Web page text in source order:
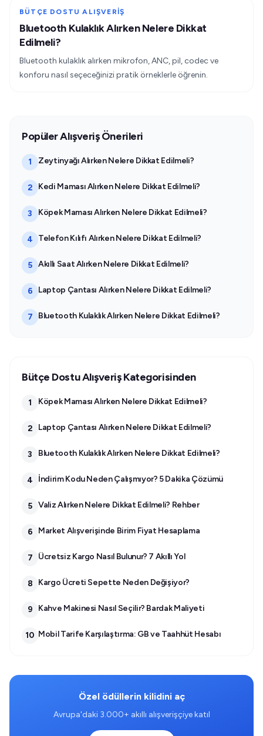
BÜTÇE DOSTU ALIŞVERIŞ
Bluetooth Kulaklık Alırken Nelere Dikkat
Edilmeli?
Bluetooth kulaklık alırken mikrofon, ANC, pil, codec ve
konforu nasıl seçeceğinizi pratik örneklerle öğrenin.
Popüler Alışveriş Önerileri
1 Zeytinyağı Alırken Nelere Dikkat Edilmeli?
2 Kedi Maması Alırken Nelere Dikkat Edilmeli?
3 Köpek Maması Alırken Nelere Dikkat Edilmeli?
4 Telefon Kılıfı Alırken Nelere Dikkat Edilmeli?
5 Akıllı Saat Alırken Nelere Dikkat Edilmeli?
6 Laptop Çantası Alırken Nelere Dikkat Edilmeli?
7 Bluetooth Kulaklık Alırken Nelere Dikkat Edilmeli?
Bütçe Dostu Alışveriş Kategorisinden
1 Köpek Maması Alırken Nelere Dikkat Edilmeli?
2 Laptop Çantası Alırken Nelere Dikkat Edilmeli?
3 Bluetooth Kulaklık Alırken Nelere Dikkat Edilmeli?
4 İndirim Kodu Neden Çalışmıyor? 5 Dakika Çözümü
5 Valiz Alırken Nelere Dikkat Edilmeli? Rehber
6 Market Alışverişinde Birim Fiyat Hesaplama
7 Ücretsiz Kargo Nasıl Bulunur? 7 Akıllı Yol
8 Kargo Ücreti Sepette Neden Değişiyor?
9 Kahve Makinesi Nasıl Seçilir? Bardak Maliyeti
10 Mobil Tarife Karşılaştırma: GB ve Taahhüt Hesabı
Özel ödüllerin kilidini aç
Avrupa'daki 3.000+ akıllı alışverişçiye katıl